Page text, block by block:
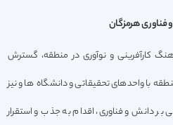
فناوری هرمزگان
کارآفرینی و نوآوری در منطقه، گسترش
با واحدهای تحقیقاتی و دانشگاه ها و نیز
دانش و فناوری، اقدام به جذب و استقرار